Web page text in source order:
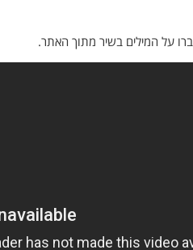
על המילים בשיר מתוך האתר.